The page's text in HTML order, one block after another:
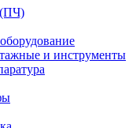
(ПЧ)
и инструменты